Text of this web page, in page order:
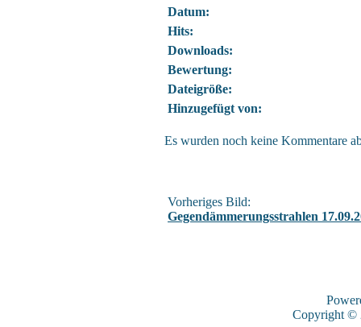
Datum:
Hits:
Downloads:
Bewertung:
Dateigröße:
Hinzugefügt von:
Es wurden noch keine Kommentare
Vorheriges Bild:
Gegendämmerungsstrahlen
Copyright ©